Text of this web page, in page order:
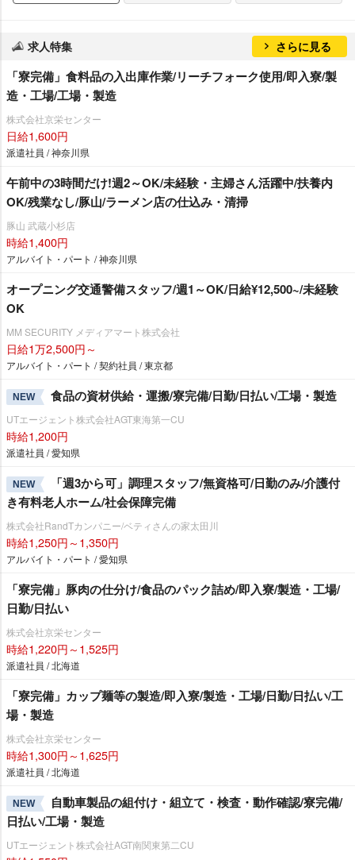
求人特集 さらに見る
「寮完備」食料品の入出庫作業/リーチフォーク使用/即入寮/製
造・工場/工場・製造
株式会社京栄センター
日給1,600円
派遣社員 / 神奈川県
午前中の3時間だけ!週2～OK/未経験・主婦さん活躍中/扶養内
OK/残業なし/豚山/ラーメン店の仕込み・清掃
豚山 武蔵小杉店
時給1,400円
アルバイト・パート / 神奈川県
オープニング交通警備スタッフ/週1～OK/日給¥12,500~/未経験
OK
MM SECURITY メディアマート株式会社
日給1万2,500円～
アルバイト・パート / 契約社員 / 東京都
NEW 食品の資材供給・運搬/寮完備/日勤/日払い/工場・製造
UTエージェント株式会社AGT東海第一CU
時給1,200円
派遣社員 / 愛知県
NEW
「週3から可」調理スタッフ/無資格可/日勤のみ/介護付
き有料老人ホーム/社会保障完備
株式会社RandTカンパニー/ベティさんの家太田川
時給1,250円～1,350円
アルバイト・パート / 愛知県
「寮完備」豚肉の仕分け/食品のパック詰め/即入寮/製造・工場/
日勤/日払い
株式会社京栄センター
時給1,220円～1,525円
派遣社員 / 北海道
「寮完備」カップ麺等の製造/即入寮/製造・工場/日勤/日払い/工
場・製造
株式会社京栄センター
時給1,300円～1,625円
派遣社員 / 北海道
NEW
自動車製品の組付け・組立て・検査・動作確認/寮完備/
日払い/工場・製造
UTエージェント株式会社AGT南関東第二CU